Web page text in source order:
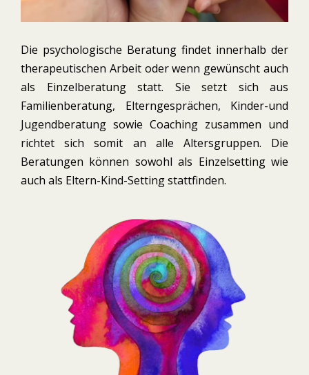
Die psychologische Beratung findet innerhalb der
therapeutischen Arbeit oder wenn gewünscht auch
als Einzelberatung statt. Sie setzt sich aus
Familienberatung, Elterngesprächen, Kinder-und
Jugendberatung sowie Coaching zusammen und
richtet sich somit an alle Altersgruppen. Die
Beratungen können sowohl als Einzelsetting wie
auch als Eltern-Kind-Setting stattfinden.